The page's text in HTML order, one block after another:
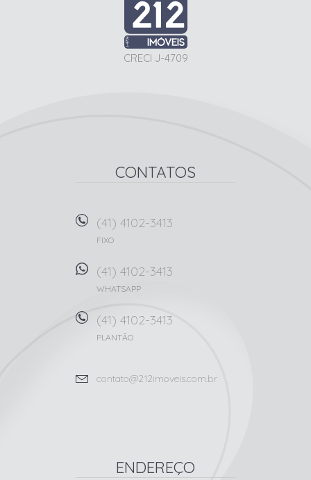
CRECI J-4709
CONTATOS
(41) 4102-3413
FIXO
(41) 4102-3413
WHATSAPP
(41) 4102-3413
PLANTÃO
contato@212imoveis.com.br
ENDEREÇO